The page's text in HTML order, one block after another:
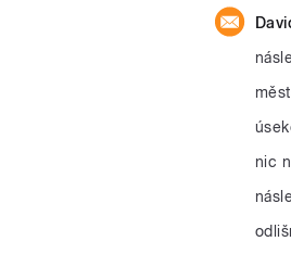
nic